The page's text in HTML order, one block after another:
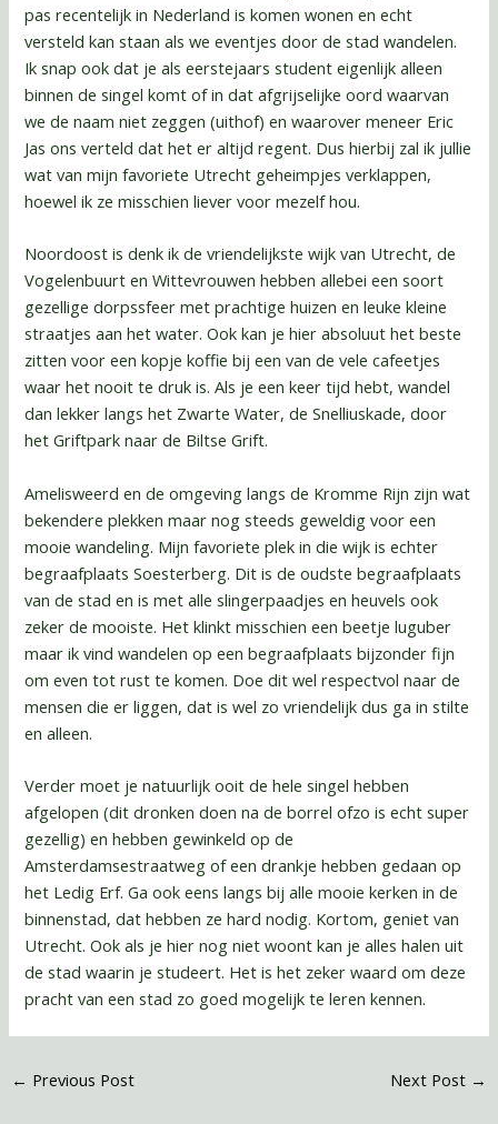
pas recentelijk in Nederland is komen wonen en echt
versteld kan staan als we eventjes door de stad wandelen.
Ik snap ook dat je als eerstejaars student eigenlijk alleen
binnen de singel komt of in dat afgrijselijke oord waarvan
we de naam niet zeggen (uithof) en waarover meneer Eric
Jas ons verteld dat het er altijd regent. Dus hierbij zal ik jullie
wat van mijn favoriete Utrecht geheimpjes verklappen,
hoewel ik ze misschien liever voor mezelf hou.
Noordoost is denk ik de vriendelijkste wijk van Utrecht, de
Vogelenbuurt en Wittevrouwen hebben allebei een soort
gezellige dorpssfeer met prachtige huizen en leuke kleine
straatjes aan het water. Ook kan je hier absoluut het beste
zitten voor een kopje koffie bij een van de vele cafeetjes
waar het nooit te druk is. Als je een keer tijd hebt, wandel
dan lekker langs het Zwarte Water, de Snelliuskade, door
het Griftpark naar de Biltse Grift.
Amelisweerd en de omgeving langs de Kromme Rijn zijn wat
bekendere plekken maar nog steeds geweldig voor een
mooie wandeling. Mijn favoriete plek in die wijk is echter
begraafplaats Soesterberg. Dit is de oudste begraafplaats
van de stad en is met alle slingerpaadjes en heuvels ook
zeker de mooiste. Het klinkt misschien een beetje luguber
maar ik vind wandelen op een begraafplaats bijzonder fijn
om even tot rust te komen. Doe dit wel respectvol naar de
mensen die er liggen, dat is wel zo vriendelijk dus ga in stilte
en alleen.
Verder moet je natuurlijk ooit de hele singel hebben
afgelopen (dit dronken doen na de borrel ofzo is echt super
gezellig) en hebben gewinkeld op de
Amsterdamsestraatweg of een drankje hebben gedaan op
het Ledig Erf. Ga ook eens langs bij alle mooie kerken in de
binnenstad, dat hebben ze hard nodig. Kortom, geniet van
Utrecht. Ook als je hier nog niet woont kan je alles halen uit
de stad waarin je studeert. Het is het zeker waard om deze
pracht van een stad zo goed mogelijk te leren kennen.
← Previous Post Next Post →